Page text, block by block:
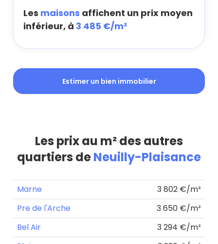
Les maisons affichent un prix moyen
inférieur, à 3 485 €/m²
Estimer un bien immobilier
Les prix au m² des autres
quartiers deNeuilly-Plaisance
Marne
3 802 €/m²
Pre de l'Arche
3 650 €/m²
Bel Air
3 294 €/m²